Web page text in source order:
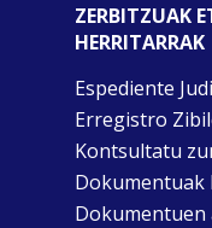
ZERBITZUAK
HERRITARRAK
Espediente
Erregistro
Kontsultatu
Dokumentuak
Dokumentuen